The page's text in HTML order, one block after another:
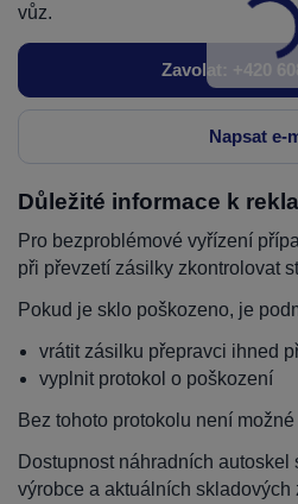
vůz.
Zavolat: +420
Napsat e-
Důležité informace k
Pro bezproblémové vyřízení
při převzetí zásilky zkontrolovat
Pokud je sklo poškozeno, je
vrátit zásilku přepravci ihned
vyplnit protokol o poškození
Bez tohoto protokolu není
Dostupnost náhradních
výrobce a aktuálních